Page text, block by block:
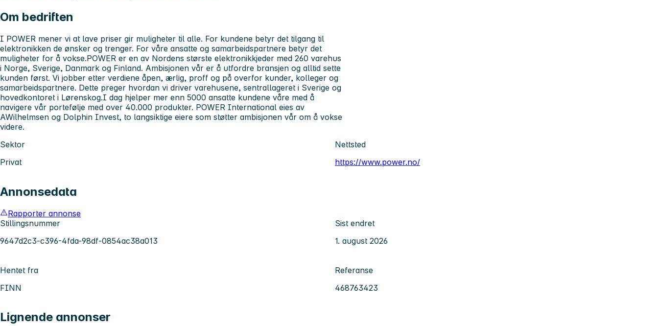
Om bedriften
I POWER mener vi at lave priser gir muligheter til alle. For kundene betyr det tilgang til
elektronikken de ønsker og trenger. For våre ansatte og samarbeidspartnere betyr det
muligheter for å vokse.POWER er en av Nordens største elektronikkjeder med 260 varehus
i Norge, Sverige, Danmark og Finland. Ambisjonen vår er å utfordre bransjen og alltid sette
kunden først. Vi jobber etter verdiene åpen, ærlig, proff og på overfor kunder, kolleger og
samarbeidspartnere. Dette preger hvordan vi driver varehusene, sentrallageret i Sverige og
hovedkontoret i Lørenskog.I dag hjelper mer enn 5000 ansatte kundene våre med å
navigere vår portefølje med over 40.000 produkter. POWER International eies av
AWilhelmsen og Dolphin Invest, to langsiktige eiere som støtter ambisjonen vår om å vokse
videre.
Sektor
Privat
Nettsted
https://www.power.no/
Annonsedata
Rapporter annonse
Stillingsnummer
9647d2c3-c396-4fda-98df-0854ac38a013
Sist endret
1. august 2026
Hentet fra
FINN
Referanse
468763423
Lignende annonser